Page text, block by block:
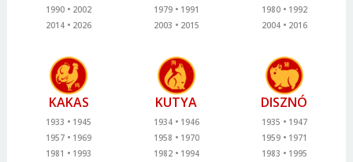
1990
2002
2014
2026
1979
1991
2003
2015
1980
1992
2004
2016
KAKAS
1933
1945
1957
1969
1981
1993
KUTYA
1934
1946
1958
1970
1982
1994
DISZNÓ
1935
1947
1959
1971
1983
1995